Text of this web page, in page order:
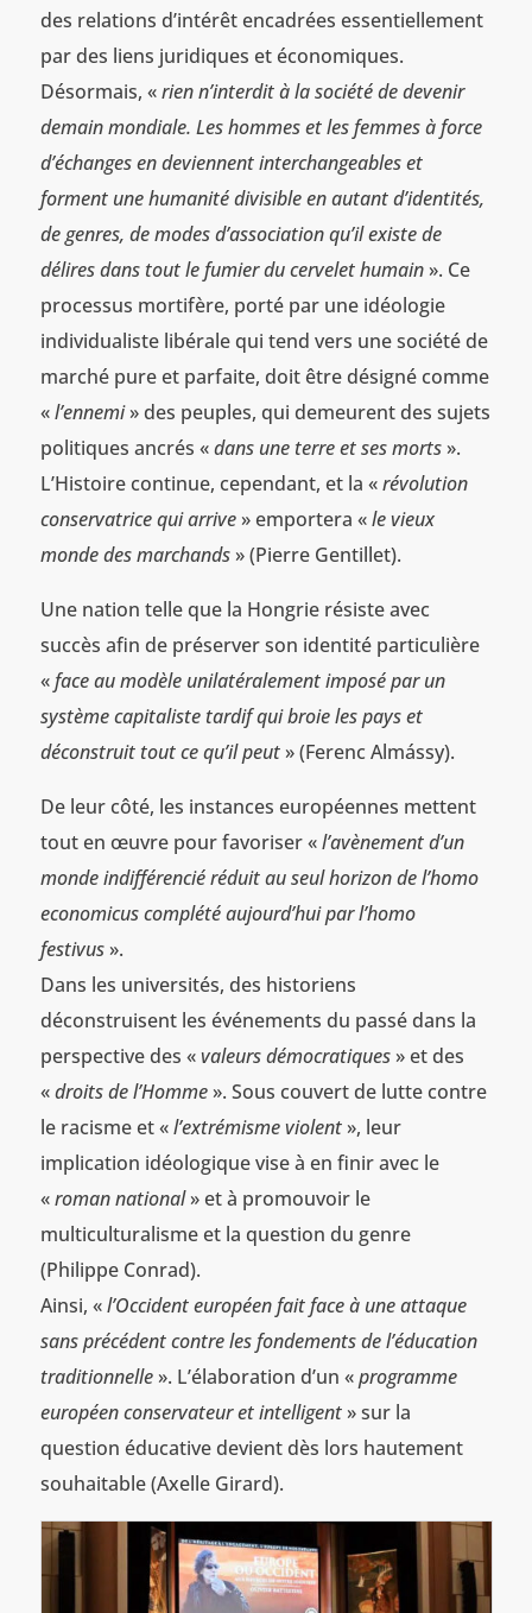
des relations d’intérêt encadrées essentiellement
par des liens juridiques et économiques.
Désormais, «rien n’interdit à la société de devenir
demain mondiale. Les hommes et les femmes à force
d’échanges en deviennent interchangeables et
forment une humanité divisible en autant d’identités,
de genres, de modes d’association qu’il existe de
délires dans tout le fumier du cervelet humain». Ce
processus mortifère, porté par une idéologie
individualiste libérale qui tend vers une société de
marché pure et parfaite, doit être désigné comme
«l’ennemi» des peuples, qui demeurent des sujets
politiques ancrés «dans une terre et ses morts».
L’Histoire continue, cependant, et la «révolution
conservatrice qui arrive» emportera «le vieux
monde des marchands» (Pierre Gentillet).
Une nation telle que la Hongrie résiste avec
succès afin de préserver son identité particulière
«face au modèle unilatéralement imposé par un
système capitaliste tardif qui broie les pays et
déconstruit tout ce qu’il peut» (Ferenc Almássy).
De leur côté, les instances européennes mettent
tout en œuvre pour favoriser «l’avènement d’un
monde indifférencié réduit au seul horizon de l’homo
economicus complété aujourd’hui par l’homo
festivus».
Dans les universités, des historiens
déconstruisent les événements du passé dans la
perspective des «valeurs démocratiques» et des
«droits de l’Homme». Sous couvert de lutte contre
le racisme et «l’extrémisme violent», leur
implication idéologique vise à en finir avec le
«roman national» et à promouvoir le
multiculturalisme et la question du genre
(Philippe Conrad).
Ainsi, «l’Occident européen fait face à une attaque
sans précédent contre les fondements de l’éducation
traditionnelle». L’élaboration d’un «programme
européen conservateur et intelligent» sur la
question éducative devient dès lors hautement
souhaitable (Axelle Girard).